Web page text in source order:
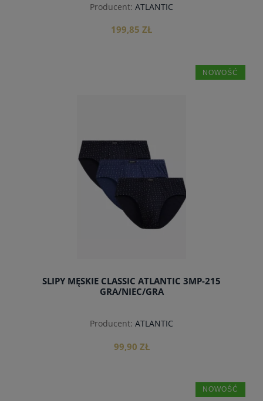
Producent: ATLANTIC
199,85 ZŁ
SLIPY MĘSKIE CLASSIC ATLANTIC 3MP-215
GRA/NIEC/GRA
Producent: ATLANTIC
99,90 ZŁ
NOWOŚĆ
NOWOŚĆ